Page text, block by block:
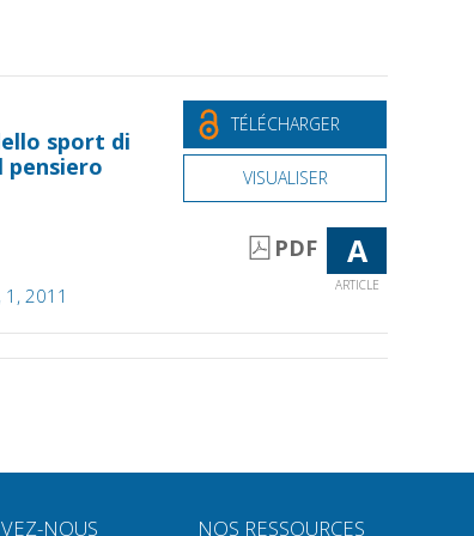
sport di
pensiero
2011
TÉLÉCHARGER
VISUALISER
PDF A
ARTICLE
NOUS NOS RESSOURCES